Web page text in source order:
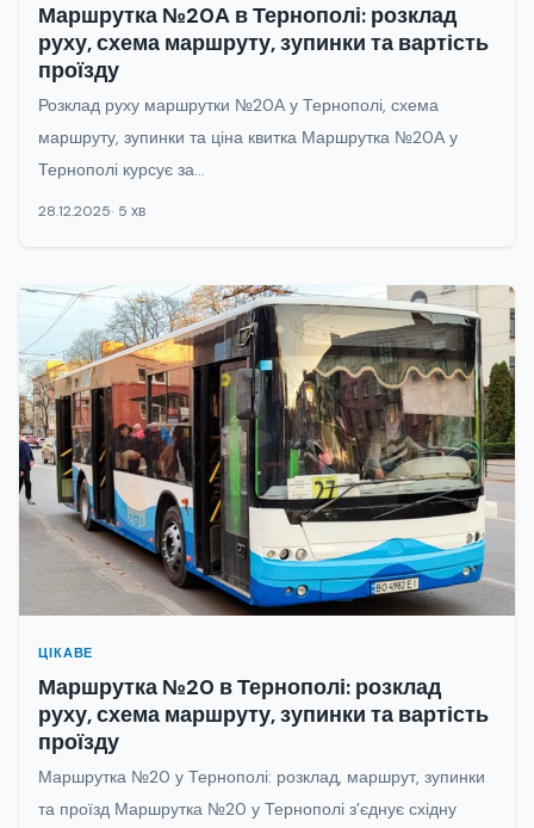
Маршрутка №20А в Тернополі: розклад
руху, схема маршруту, зупинки та вартість
проїзду
Розклад руху маршрутки №20А у Тернополі, схема
маршруту, зупинки та ціна квитка Маршрутка №20А у
Тернополі курсує за...
28.12.2025 5 хв
ЦІКАВЕ
Маршрутка №20 в Тернополі: розклад
руху, схема маршруту, зупинки та вартість
проїзду
Маршрутка №20 у Тернополі: розклад, маршрут, зупинки
та проїзд Маршрутка №20 у Тернополі з’єднує східну